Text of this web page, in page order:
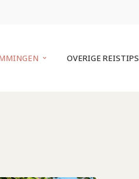
OVERIGE REISTIPS